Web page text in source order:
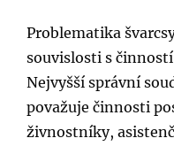
Problematika
souvislosti s
Nejvyšší správní
považuje činnosti
živnostníky,